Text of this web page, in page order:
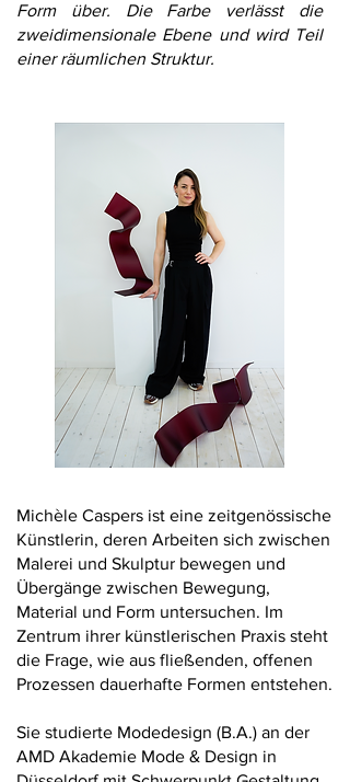
Form über. Die Farbe verlässt die
zweidimensionale Ebene und wird Teil
einer räumlichen Struktur.
Michèle Caspers ist eine zeitgenössische
Künstlerin, deren Arbeiten sich zwischen
Malerei und Skulptur bewegen und
Übergänge zwischen Bewegung,
Material und Form untersuchen. Im
Zentrum ihrer künstlerischen Praxis steht
die Frage, wie aus fließenden, offenen
Prozessen dauerhafte Formen entstehen.
Sie studierte Modedesign (B.A.) an der
AMD Akademie Mode & Design in